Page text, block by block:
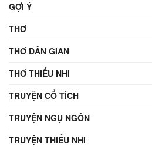
GỢI Ý
THƠ
THƠ DÂN GIAN
THƠ THIẾU NHI
TRUYỆN CỔ TÍCH
TRUYỆN NGỤ NGÔN
TRUYỆN THIẾU NHI